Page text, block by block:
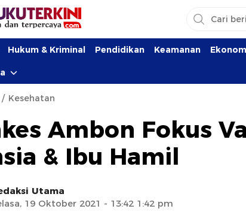
Hukum & Kriminal Pendidikan Keamanan
Kesehatan
Ambon Fokus
& Ibu Hamil
Utama
19 Oktober 2021 - 13:42 1:42 pm